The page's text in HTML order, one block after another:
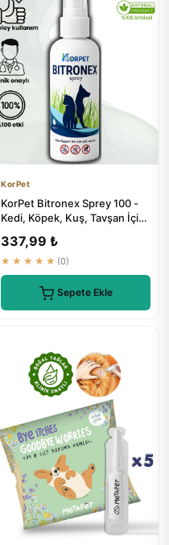
KorPet
KorPet Bitronex Sprey 100 -
Kedi, Köpek, Kuş, Tavşan İçin
337,99 ₺
★★★★★ (0)
Sepete Ekle